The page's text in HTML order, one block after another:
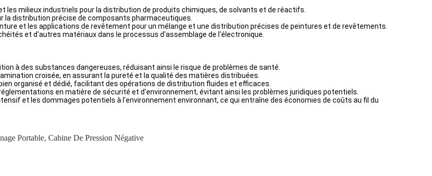
milieux industriels pour la distribution de produits chimiques, de solvants et de réactifs.
la distribution précise de composants pharmaceutiques.
et les applications de revêtement pour un mélange et une distribution précises de peintures et de revêtements.
et d'autres matériaux dans le processus d'assemblage de l'électronique.
à des substances dangereuses, réduisant ainsi le risque de problèmes de santé.
croisée, en assurant la pureté et la qualité des matières distribuées.
organisé et dédié, facilitant des opérations de distribution fluides et efficaces.
en matière de sécurité et d'environnement, évitant ainsi les problèmes juridiques potentiels.
et les dommages potentiels à l'environnement environnant, ce qui entraîne des économies de coûts au fil du
Portable, Cabine De Pression Négative